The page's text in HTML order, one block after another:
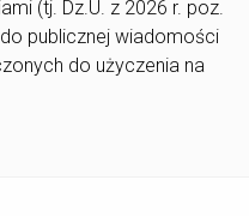
(tj. Dz.U. z 2026 r. poz.
publicznej wiadomości
do użyczenia na